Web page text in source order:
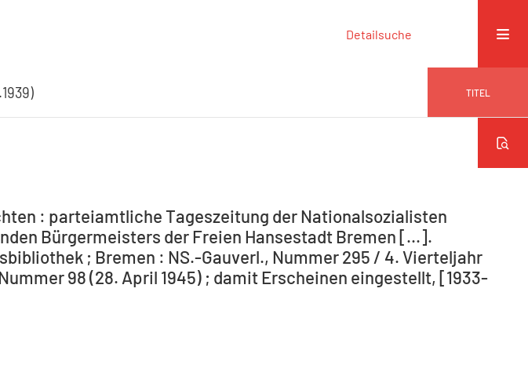
Detailsuche
TITEL
: parteiamtliche Tageszeitung der Nationalsozialisten
Bürgermeisters der Freien Hansestadt Bremen [...].
; Bremen : NS.-Gauverl., Nummer 295 / 4. Vierteljahr
98 (28. April 1945) ; damit Erscheinen eingestellt, [1933-